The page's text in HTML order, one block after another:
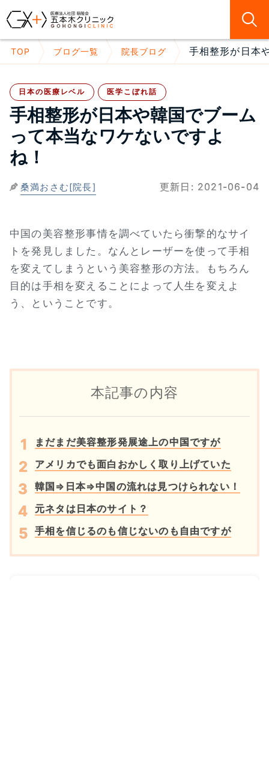
TOP ブログ一覧 院長ブログ 手相整形が日本
日本の医療レベル 医学こぼれ話
手相整形が日本や韓国でブーム
って本当なワケないですよ
ね！
桑満おさむ[院長] 更新日: 2021-06-04
中国の美容整形事情を調べていたら衝撃的なサイ
トを発見しました。なんとレーザーを使って手相
を変えてしまうという美容整形の方法。もちろん
目的は手相を変えることによって人生を変えよ
う、ということです。
本記事の内容
まだまだ美容整形発展途上の中国ですが
アメリカでも面白おかしく取り上げていた
韓国⇒日本⇒中国の流れは見つけられない！
元ネタは日本のサイト？
手相を信じるのも信じないのも自由ですが